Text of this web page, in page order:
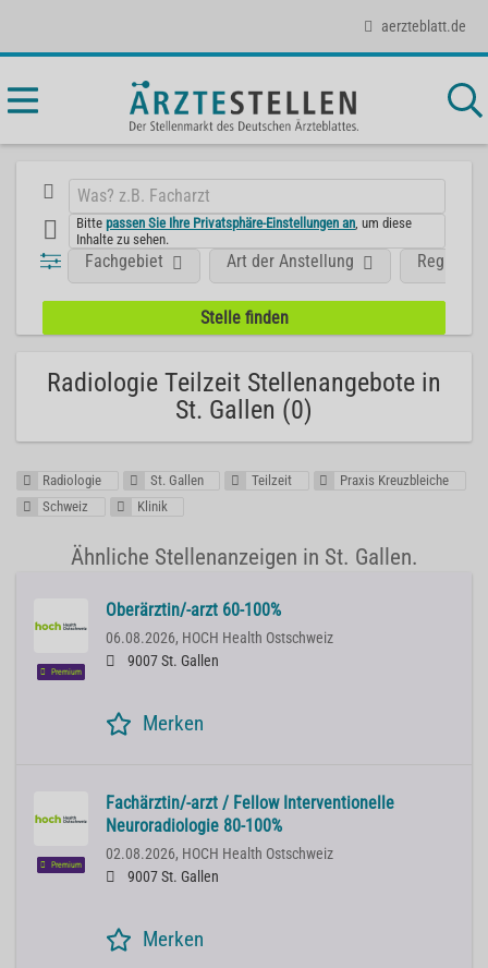
aerzteblatt.de
Bittepassen Sie Ihre Privatsphäre-Einstellungen an , um diese
Inhalte zu sehen.
Fachgebiet Art der Anstellung Region
Radiologie Teilzeit Stellenangebote in
St. Gallen (0)
Radiologie St. Gallen Teilzeit
Praxis Kreuzbleiche
Schweiz
Klinik
Ähnliche Stellenanzeigen in St. Gallen.
Premium
Oberärztin/-arzt 60-100%
06.08.2026, HOCH Health Ostschweiz
9007 St. Gallen
Merken
Premium
Fachärztin/-arzt / Fellow Interventionelle
Neuroradiologie 80-100%
02.08.2026, HOCH Health Ostschweiz
9007 St. Gallen
Merken